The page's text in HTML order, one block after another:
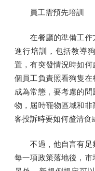
員工需預先培訓
在餐廳的準備工作
進行培訓，包括教導
置，有突發情況時如
個員工負責照看狗隻
成為常態，要考慮的
物，屆時寵物區域和
客投訴時要如何釐清食
不過，他自言有足
每一項政策落地後，市